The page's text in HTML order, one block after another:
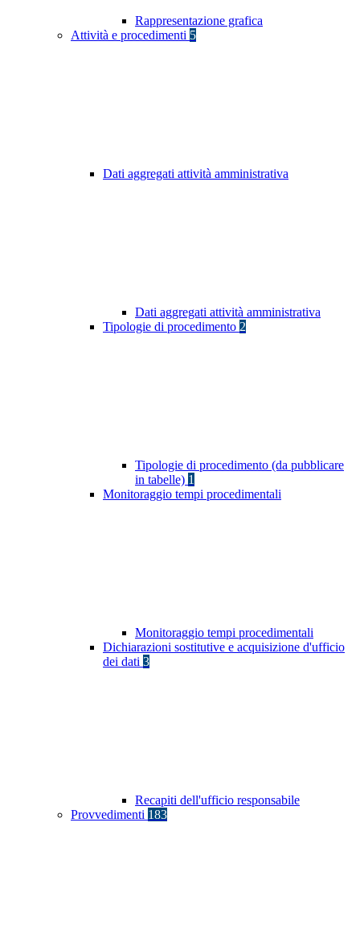
Rappresentazione grafica
Attività e procedimenti 5
Dati aggregati attività amministrativa
Dati aggregati attività amministrativa
Tipologie di procedimento 2
Tipologie di procedimento (da pubblicare
in tabelle) 1
Monitoraggio tempi procedimentali
Monitoraggio tempi procedimentali
Dichiarazioni sostitutive e acquisizione d'ufficio
dei dati 3
Recapiti dell'ufficio responsabile
Provvedimenti 183